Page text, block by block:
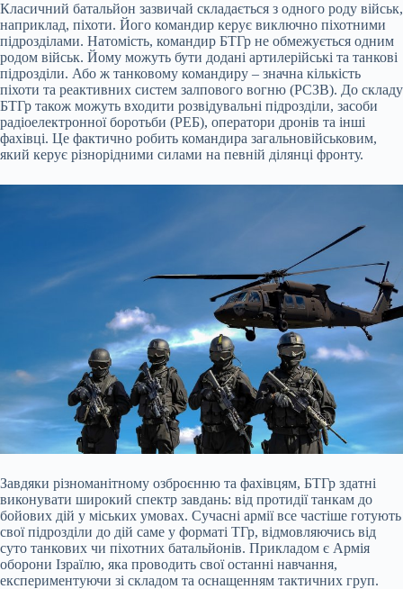
Класичний батальйон зазвичай складається з одного роду військ,
наприклад, піхоти. Його командир керує виключно піхотними
підрозділами. Натомість, командир БТГр не обмежується одним
родом військ. Йому можуть бути додані артилерійські та танкові
підрозділи. Або ж танковому командиру – значна кількість
піхоти та реактивних систем залпового вогню (РСЗВ). До складу
БТГр також можуть входити розвідувальні підрозділи, засоби
радіоелектронної боротьби (РЕБ), оператори дронів та інші
фахівці. Це фактично робить командира загальновійськовим,
який керує різнорідними силами на певній ділянці фронту.
Завдяки різноманітному озброєнню та фахівцям, БТГр здатні
виконувати широкий спектр завдань: від протидії танкам до
бойових дій у міських умовах. Сучасні армії все частіше готують
свої підрозділи до дій саме у форматі ТГр, відмовляючись від
суто танкових чи піхотних батальйонів. Прикладом є Армія
оборони Ізраїлю, яка проводить свої останні навчання,
експериментуючи зі складом та оснащенням тактичних груп.